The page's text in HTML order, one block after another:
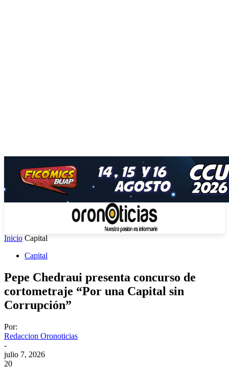
Inicio Capital
Capital
Pepe Chedraui presenta concurso de
cortometraje “Por una Capital sin
Corrupción”
Por:
Redaccion Oronoticias
-
julio 7, 2026
20